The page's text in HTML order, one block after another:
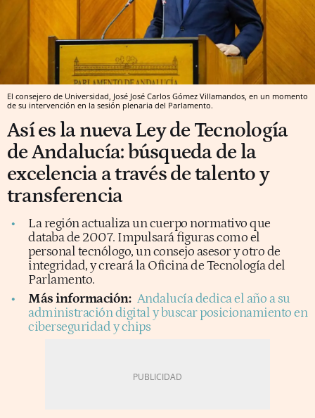
El consejero de Universidad, José José Carlos Gómez Villamandos, en un momento
de su intervención en la sesión plenaria del Parlamento.
Así es la nueva Ley de Tecnología
de Andalucía: búsqueda de la
excelencia a través de talento y
transferencia
La región actualiza un cuerpo normativo que
databa de 2007. Impulsará figuras como el
personal tecnólogo, un consejo asesor y otro de
integridad, y creará la Oficina de Tecnología del
Parlamento.
Más información: Andalucía dedica el año a su
administración digital y buscar posicionamiento en
ciberseguridad y chips